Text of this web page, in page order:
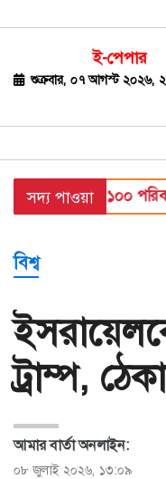
ই-পেপার
শুক্রবার, ০৭ আগস্ট ২০২৬,
জাতীয়
রাজনীতি
বিশ্ব
বাণিজ্য
বিনোদন
খেলাধুলা
ধর্ম
ও
জীবন
সদ্য পাওয়া
ক্ষতিগ্রস্ত ১০০ পরিবারকে
বিশ্ব
ট্রাম্প,
আমার বার্তা অনলাইন:
০৮ জুলাই ২০২৬, ১৩:০৯